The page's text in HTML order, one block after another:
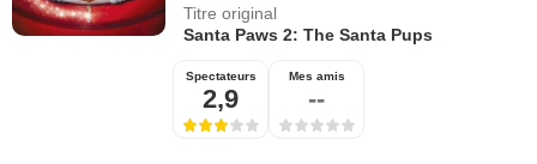
Titre original
Santa Paws 2: The Santa Pups
Spectateurs
2,9
Mes amis
--